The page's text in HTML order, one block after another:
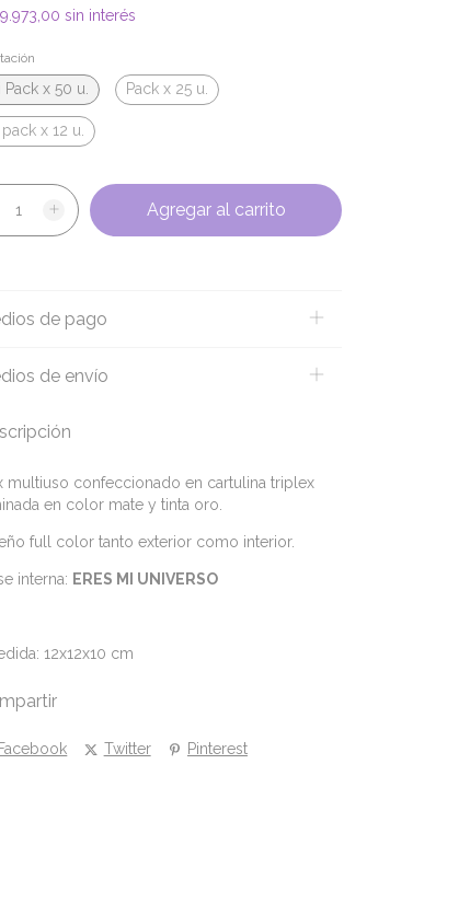
sin interés
Pack x 50 u. Pack x 25 u.
x 12 u.
de pago
de envío
multiuso confeccionado en cartulina triplex
en color mate y tinta oro.
full color tanto exterior como interior.
interna: ERES MI UNIVERSO
12x12x10 cm
Facebook Twitter Pinterest